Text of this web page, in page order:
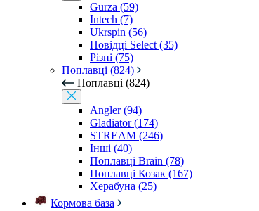
Gurza (59)
Intech (7)
Ukrspin (56)
Повідці Select (35)
Різні (75)
Поплавці (824)
Поплавці (824)
Angler (94)
Gladiator (174)
STREAM (246)
Інші (40)
Поплавці Brain (78)
Поплавці Козак (167)
Херабуна (25)
Кормова база